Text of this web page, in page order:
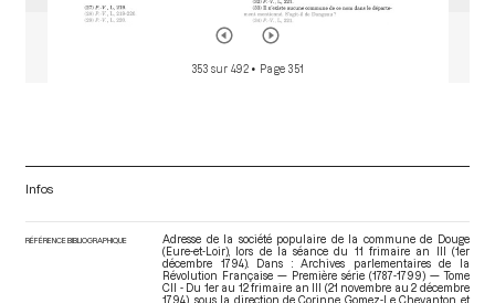
353 sur 492 • Page 351
Infos
RÉFÉRENCE BIBLIOGRAPHIQUE
Adresse de la société populaire de la commune de Douge
(Eure-et-Loir), lors de la séance du 11 frimaire an III (1er
décembre 1794). Dans : Archives parlementaires de la
Révolution Française — Première série (1787-1799) — Tome
CII - Du 1er au 12 frimaire an III (21 novembre au 2 décembre
1794) , sous la direction de Corinne Gomez-Le Chevanton et